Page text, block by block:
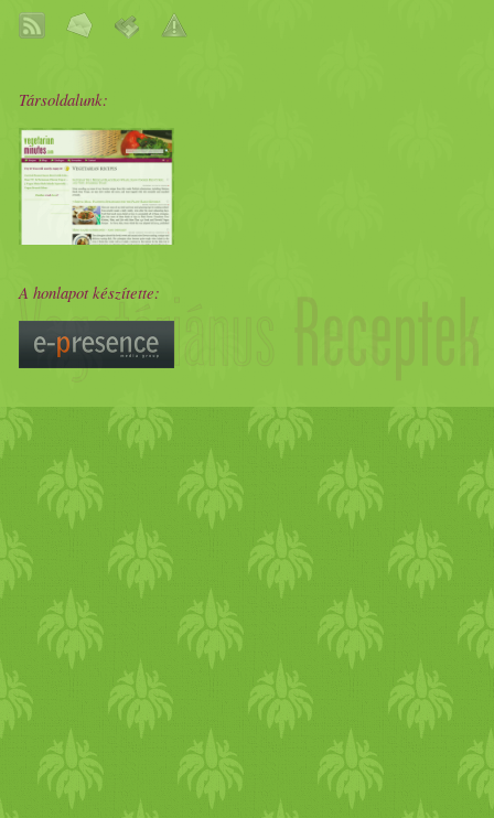
Társoldalunk:
A honlapot készítette: